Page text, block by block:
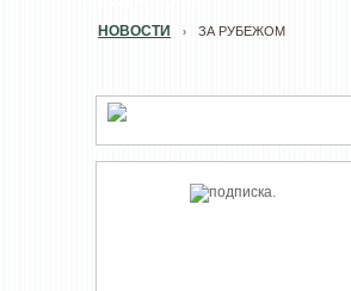
НОВОСТИ › ЗА РУБЕЖОМ